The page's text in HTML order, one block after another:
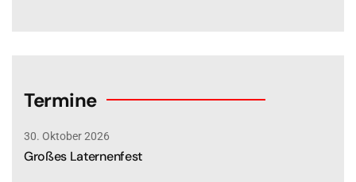
Termine
30. Oktober 2026
Großes Laternenfest